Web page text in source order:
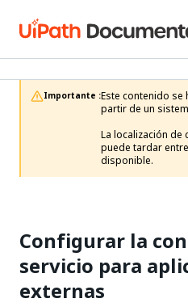
Importante :Este contenido se
partir de un
La localización
puede tardar
disponible.
Configurar la
servicio para
externas